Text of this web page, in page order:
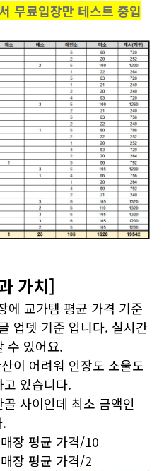
무료입장만 테스트 중입
가치]
에 교가템 평균 가격 기준
업뎃 기준 입니다. 실시간
수 있어요.
이 어려워 인장도 소울도
있습니다.
사이인데 최소 금액인
장 평균 가격/10
장 평균 가격/2